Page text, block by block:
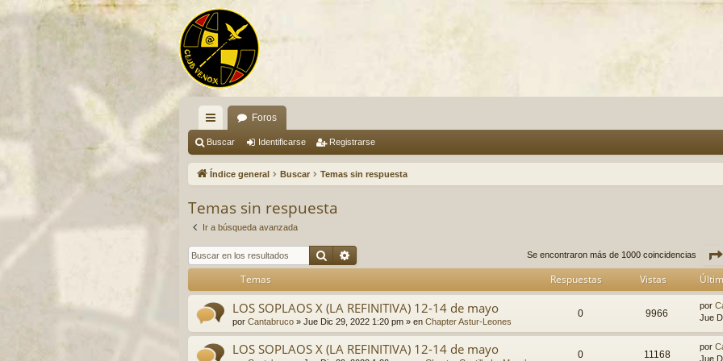
nl
ac
rá
do
Foros
Buscar Identificarse Registrarse
Índice general Buscar Temas sin respuesta
Temas sin respuesta
Ir a búsqueda avanzada
Buscar Se encontraron más de 1000 coincidencias
Temas Respuestas Vistas
LOS SOPLAOS X (LA REFINITIVA) 12-14 de mayo
por Cantabruco » Jue Dic 29, 2022 1:20 pm » en Chapter Astur-Leones
0 9966
por
Jue
LOS SOPLAOS X (LA REFINITIVA) 12-14 de mayo 0 11168
por
Jue